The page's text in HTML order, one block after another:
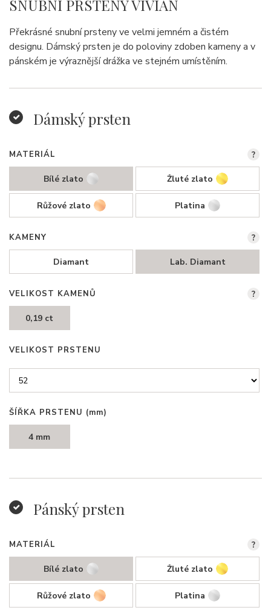
SNUBNÍ PRSTENY VIVIAN
Překrásné snubní prsteny ve velmi jemném a čistém
designu. Dámský prsten je do poloviny zdoben kameny a v
pánském je výraznější drážka ve stejném umístěním.
Dámský prsten
MATERIÁL
Bílé zlato Žluté zlato
Růžové zlato Platina
?
KAMENY
Diamant Lab. Diamant
?
VELIKOST KAMENŮ
0,19 ct
?
VELIKOST PRSTENU
ŠÍŘKA PRSTENU (mm)
4 mm
Pánský prsten
MATERIÁL
Bílé zlato Žluté zlato
Růžové zlato Platina
?